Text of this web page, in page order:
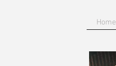
Home